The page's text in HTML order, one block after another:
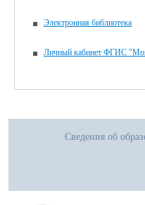
Электронная библиотека
Личный кабинет ФГИС
Сведения об